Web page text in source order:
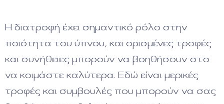
Η διατροφή έχει σημαντικό ρόλο στην
ποιότητα του ύπνου, και ορισμένες τροφές
και συνήθειες μπορούν να βοηθήσουν στο
να κοιμάστε καλύτερα. Εδώ είναι μερικές
τροφές και συμβουλές που μπορούν να σας